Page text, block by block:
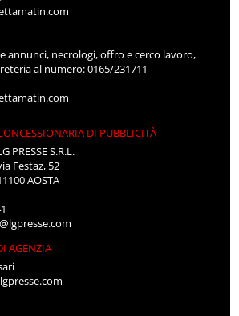
annunci, necrologi, offro e cerco lavoro,
al numero: 0165/231711
DI PUBBLICITÀ
PRESSE S.R.L.
Festaz, 52
AOSTA
AGENZIA